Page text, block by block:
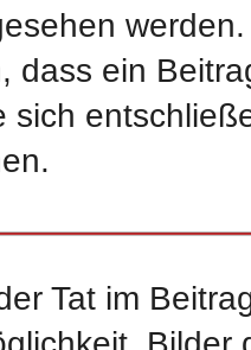
dass ein
sich
Tat im